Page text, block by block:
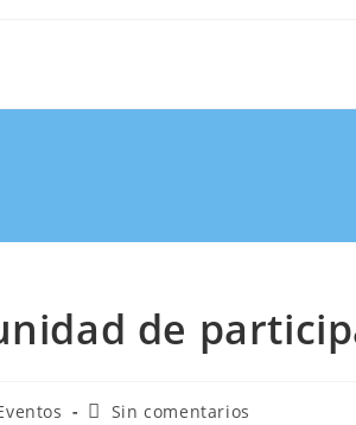
de
Sin comentarios